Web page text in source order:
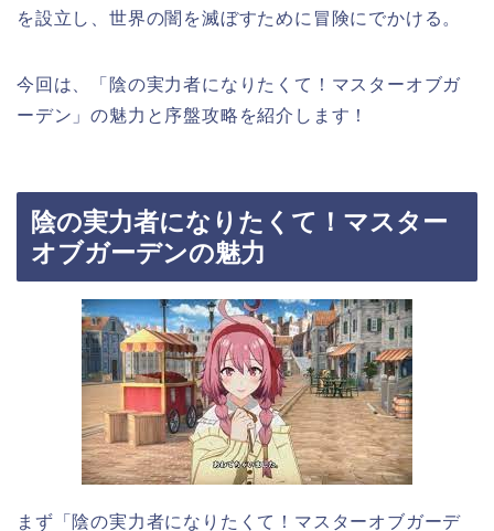
を設立し、世界の闇を滅ぼすために冒険にでかける。
今回は、「陰の実力者になりたくて！マスターオブガ
ーデン」の魅力と序盤攻略を紹介します！
陰の実力者になりたくて！マスター
オブガーデンの魅力
まず「陰の実力者になりたくて！マスターオブガーデ